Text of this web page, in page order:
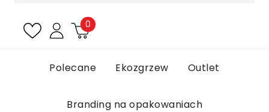
0
Polecane Ekozgrzew Outlet
Branding na opakowaniach
Anuluj Zaloguj się